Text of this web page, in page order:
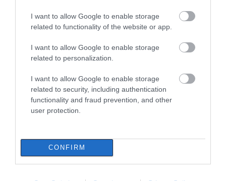
I want to allow Google to enable storage
related to functionality of the website or app.
I want to allow Google to enable storage
related to personalization.
I want to allow Google to enable storage
related to security, including authentication
functionality and fraud prevention, and other
user protection.
CONFIRM